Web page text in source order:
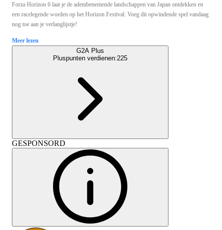
Forza Horizon 6 laat je de adembenemende landschappen van Japan ontdekken en
een racelegende worden op het Horizon Festival. Voeg dit opwindende spel vandaag
nog toe aan je verlanglijstje!
Meer lezen
G2A Plus
Pluspunten verdienen:225
GESPONSORD